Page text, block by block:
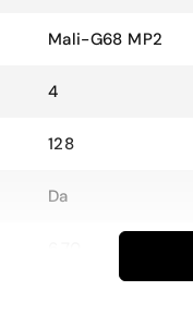
Mali-G68 MP2
4
128
Da